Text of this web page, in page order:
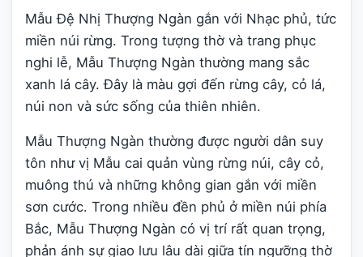
Mẫu Đệ Nhị Thượng Ngàn gắn với Nhạc phủ, tức
miền núi rừng. Trong tượng thờ và trang phục
nghi lễ, Mẫu Thượng Ngàn thường mang sắc
xanh lá cây. Đây là màu gợi đến rừng cây, cỏ lá,
núi non và sức sống của thiên nhiên.
Mẫu Thượng Ngàn thường được người dân suy
tôn như vị Mẫu cai quản vùng rừng núi, cây cỏ,
muông thú và những không gian gắn với miền
sơn cước. Trong nhiều đền phủ ở miền núi phía
Bắc, Mẫu Thượng Ngàn có vị trí rất quan trọng,
phản ánh sự giao lưu lâu dài giữa tín ngưỡng thờ